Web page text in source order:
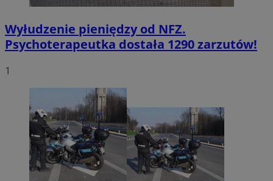
Wyłudzenie pieniędzy od NFZ.
Psychoterapeutka dostała 1290 zarzutów!
1